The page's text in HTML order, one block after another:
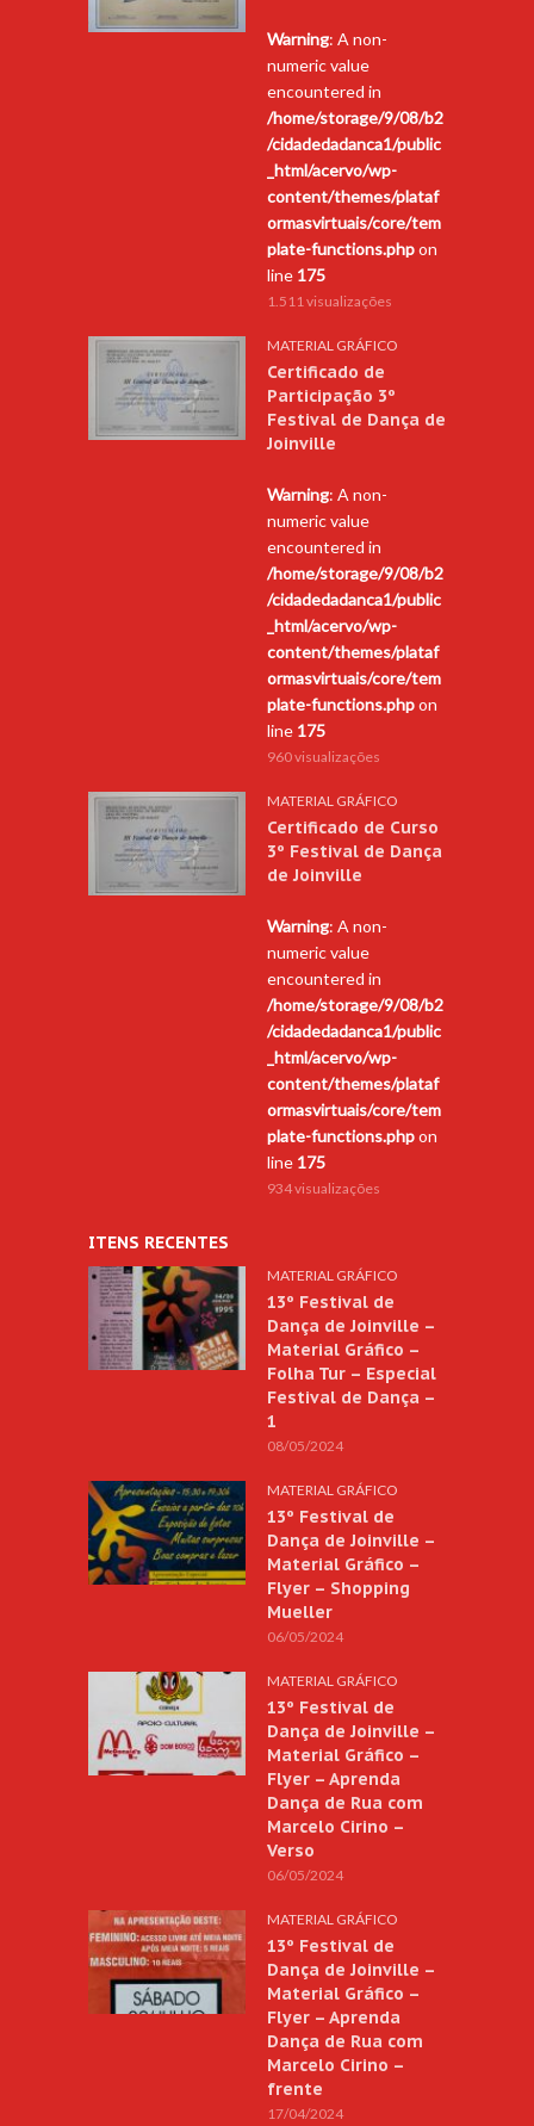
Warning: A non-
numeric value
encountered in
/home/storage/9/08/b2
/cidadedadanca1/public
_html/acervo/wp-
content/themes/plataf
ormasvirtuais/core/tem
plate-functions.phpon
line 175
1.511 visualizações
MATERIAL GRÁFICO
Certificado de
Participação 3º
Festival de Dança de
Joinville
Warning: A non-
numeric value
encountered in
/home/storage/9/08/b2
/cidadedadanca1/public
_html/acervo/wp-
content/themes/plataf
ormasvirtuais/core/tem
plate-functions.phpon
line 175
960 visualizações
MATERIAL GRÁFICO
Certificado de Curso
3º Festival de Dança
de Joinville
Warning: A non-
numeric value
encountered in
/home/storage/9/08/b2
/cidadedadanca1/public
_html/acervo/wp-
content/themes/plataf
ormasvirtuais/core/tem
plate-functions.phpon
line 175
934 visualizações
ITENS RECENTES
MATERIAL GRÁFICO
13º Festival de
Dança de Joinville –
Material Gráfico –
Folha Tur – Especial
Festival de Dança –
1
08/05/2024
MATERIAL GRÁFICO
13º Festival de
Dança de Joinville –
Material Gráfico –
Flyer – Shopping
Mueller
06/05/2024
MATERIAL GRÁFICO
13º Festival de
Dança de Joinville –
Material Gráfico –
Flyer – Aprenda
Dança de Rua com
Marcelo Cirino –
Verso
06/05/2024
MATERIAL GRÁFICO
13º Festival de
Dança de Joinville –
Material Gráfico –
Flyer – Aprenda
Dança de Rua com
Marcelo Cirino –
frente
17/04/2024